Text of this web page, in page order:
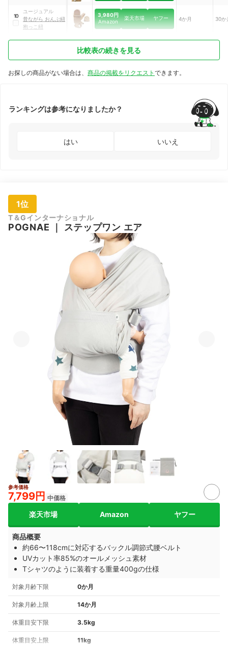
10
ユージュアル
昔ながら おんぶ紐
抱っこ紐
3,980円
Amazon
楽天市場 ヤフー 4か月 30か
比較表の続きを見る
お探しの商品がない場合は、 商品の掲載をリクエスト できます。
ランキングは参考になりましたか？
はい いいえ
1位
T＆Gインターナショナル
POGNAE ステップワン エア
参考価格
7,799円 中価格
楽天市場 Amazon ヤフー
商品概要
約66〜118cmに対応するバックル調節式腰ベルト
UVカット率85%のオールメッシュ素材
Tシャツのように装着する重量400gの仕様
対象月齢下限 0か月
対象月齢上限 14か月
体重目安下限 3.5kg
体重目安上限 11kg